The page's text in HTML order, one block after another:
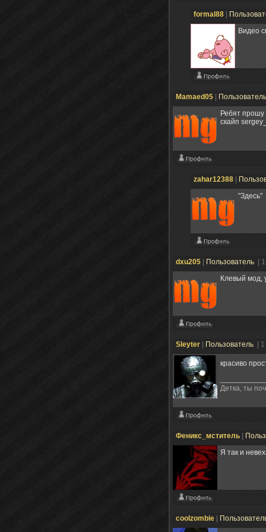
formal88
Видео
Mamaed05
Ребят прошу
скайп
zahar12388
"Здесь"
dxu205 Пользователь
|
Клевый мод,
Sleyter Пользователь |
красиво
Детка, ты
Феникс_мститель
Я так и
coolzombie